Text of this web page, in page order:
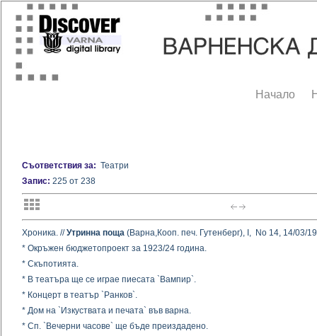
Начало
Съответствия за: Театри
Запис: 225 от 238
Хроника. //Утринна поща (Варна,Кооп. печ. Гутенберг), I, No 14, 14/03/
* Окръжен бюджетопроект за 1923/24 година.
* Скъпотията.
* В театъра ще се играе пиесата `Вампир`.
* Концерт в театър `Ранков`.
* Дом на `Изкуствата и печата` във варна.
* Сп. `Вечерни часове` ще бъде преиздадено.